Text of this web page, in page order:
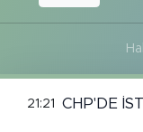
21:21 CHP'DE